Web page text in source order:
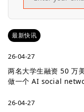
最新快讯
26-04-27
两名大学生融资 50 万
做一个 AI social
26-04-27